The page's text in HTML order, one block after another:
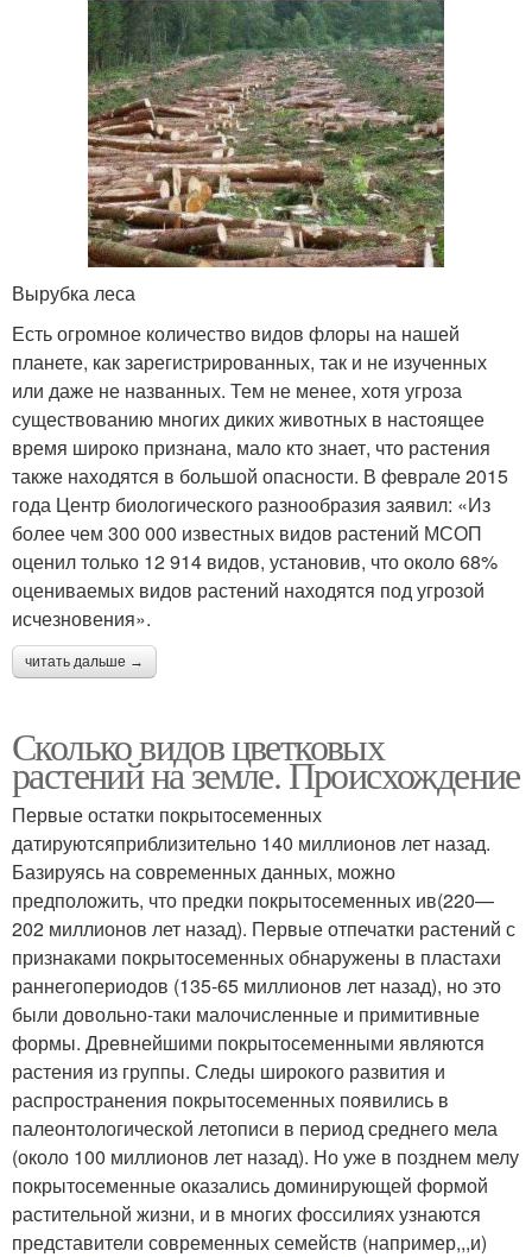
Вырубка леса
Есть огромное количество видов флоры на нашей
планете, как зарегистрированных, так и не изученных
или даже не названных. Тем не менее, хотя угроза
существованию многих диких животных в настоящее
время широко признана, мало кто знает, что растения
также находятся в большой опасности. В феврале 2015
года Центр биологического разнообразия заявил: «Из
более чем 300 000 известных видов растений МСОП
оценил только 12 914 видов, установив, что около 68%
оцениваемых видов растений находятся под угрозой
исчезновения».
читать дальше →
Сколько видов цветковых
растений на земле. Происхождение
Первые остатки покрытосеменных
датируютсяприблизительно 140 миллионов лет назад.
Базируясь на современных данных, можно
предположить, что предки покрытосеменных ив(220—
202 миллионов лет назад). Первые отпечатки растений с
признаками покрытосеменных обнаружены в пластахи
раннегопериодов (135-65 миллионов лет назад), но это
были довольно-таки малочисленные и примитивные
формы. Древнейшими покрытосеменными являются
растения из группы. Следы широкого развития и
распространения покрытосеменных появились в
палеонтологической летописи в период среднего мела
(около 100 миллионов лет назад). Но уже в позднем мелу
покрытосеменные оказались доминирующей формой
растительной жизни, и в многих фоссилиях узнаются
представители современных семейств (например,,,и)